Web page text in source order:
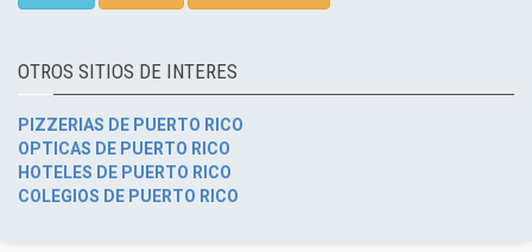
OTROS SITIOS DE INTERES
PIZZERIAS DE PUERTO RICO
OPTICAS DE PUERTO RICO
HOTELES DE PUERTO RICO
COLEGIOS DE PUERTO RICO